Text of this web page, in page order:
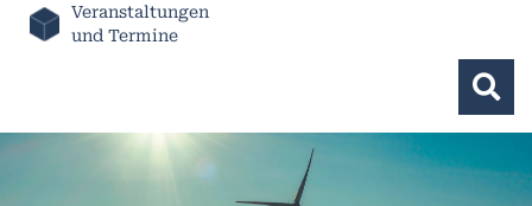
Veranstaltungen
und Termine